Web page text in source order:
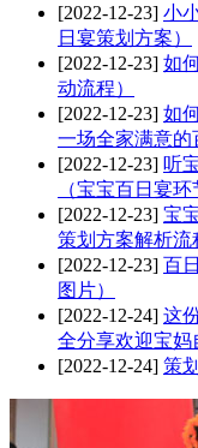
[2022-12-23] 小
日宴策划方案）
[2022-12-23] 如
动流程）
[2022-12-23] 如
一场全家满意的
[2022-12-23] 听
（宝宝百日宴环
[2022-12-23] 宝
策划方案解析流
[2022-12-23] 百
图片）
[2022-12-24] 这
全分享欢迎宝妈
[2022-12-24] 策